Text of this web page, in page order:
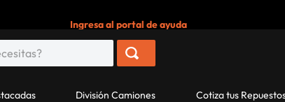
Ingresa al portal de ayuda
División Camiones Cotiza tus